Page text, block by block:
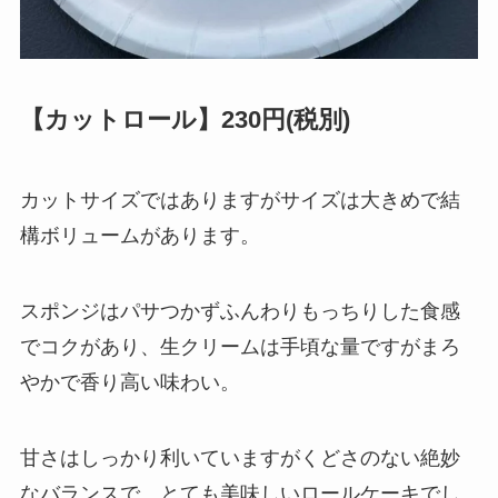
【カットロール】230円(税別)
カットサイズではありますがサイズは大きめで結
構ボリュームがあります。
スポンジはパサつかずふんわりもっちりした食感
でコクがあり、生クリームは手頃な量ですがまろ
やかで香り高い味わい。
甘さはしっかり利いていますがくどさのない絶妙
なバランスで、とても美味しいロールケーキでし